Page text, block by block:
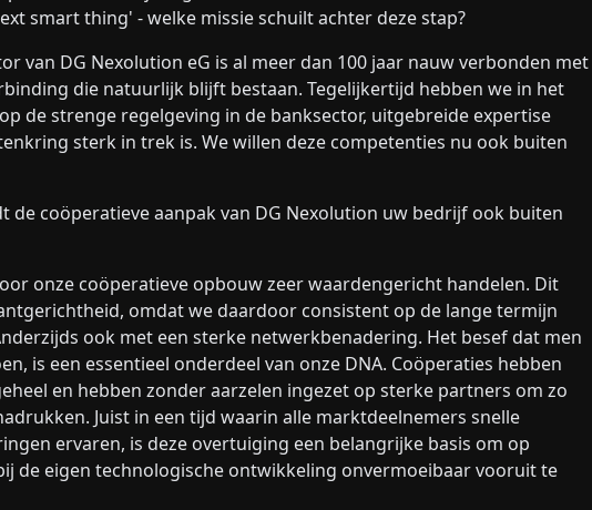
smart thing' - welke missie schuilt achter deze stap?
van DG Nexolution eG is al meer dan 100 jaar nauw verbonden met
die natuurlijk blijft bestaan. Tegelijkertijd hebben we in het
de strenge regelgeving in de banksector, uitgebreide expertise
sterk in trek is. We willen deze competenties nu ook buiten
de coöperatieve aanpak van DG Nexolution uw bedrijf ook buiten
onze coöperatieve opbouw zeer waardengericht handelen. Dit
omdat we daardoor consistent op de lange termijn
ook met een sterke netwerkbenadering. Het besef dat men
is een essentieel onderdeel van onze DNA. Coöperaties hebben
en hebben zonder aarzelen ingezet op sterke partners om zo
Juist in een tijd waarin alle marktdeelnemers snelle
ervaren, is deze overtuiging een belangrijke basis om op
de eigen technologische ontwikkeling onvermoeibaar vooruit te